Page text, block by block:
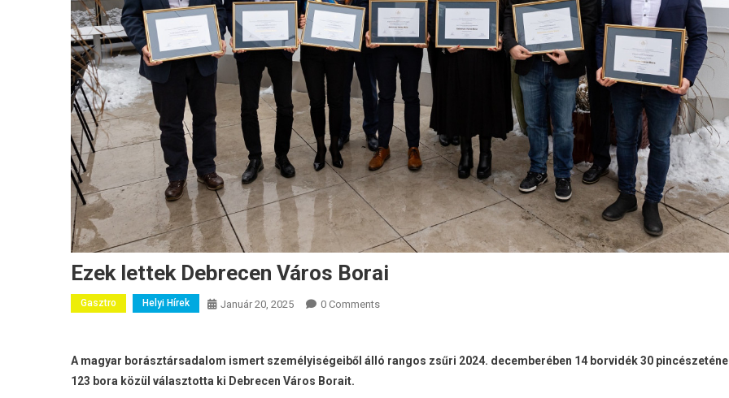
Ezek lettek Debrecen Város Borai
Gasztro Helyi Hírek Január 20, 2025 0 Comments
A magyar borásztársadalom ismert személyiségeiből álló rangos zsűri 2024. decemberében 14 borvidék 30
123 bora közül választotta ki Debrecen Város Borait.